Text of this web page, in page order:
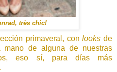
très chic!
primaveral, conlooks de
mano de alguna de nuestras
eso sí, para días más